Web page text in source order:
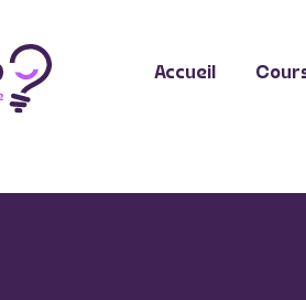
Accueil